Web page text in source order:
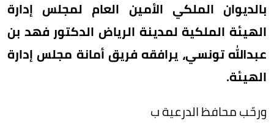
بالديوان الملكي الأمين العام لمجلس إدارة
الهيئة الملكية لمدينة الرياض الدكتور فهد بن
عبدالله تونسي، يرافقه فريق أمانة مجلس إدارة
الهيئة.
ورحّب محافظ الدرعية ب